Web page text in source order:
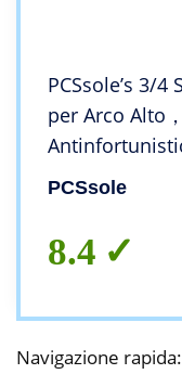
PCSsole’s 3/
per Arco Alto
Piedi Piatti,
PCSsole
8.4
Navigazione rapida: